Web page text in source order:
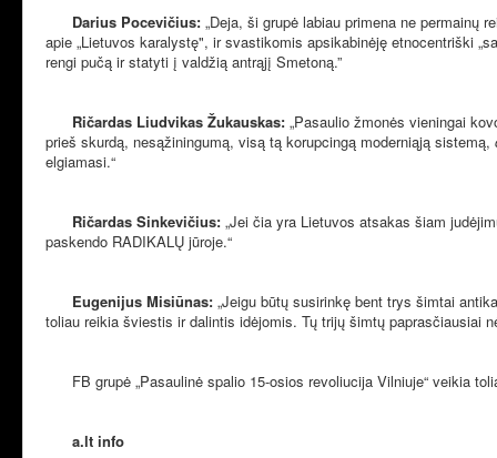
Darius Pocevičius: „Deja, ši grupė labiau primena ne permainų
apie „Lietuvos karalystę", ir svastikomis apsikabinėję etnocentriški
rengi pučą ir statyti į valdžią antrąjį Smetoną.”
Ričardas Liudvikas Žukauskas: „Pasaulio žmonės vieningai
prieš skurdą, nesąžiningumą, visą tą korupcingą moderniąją sistemą,
elgiamasi.“
Ričardas Sinkevičius: „Jei čia yra Lietuvos atsakas šiam
paskendo RADIKALŲ jūroje.“
Eugenijus Misiūnas: „Jeigu būtų susirinkę bent trys šimtai
toliau reikia šviestis ir dalintis idėjomis. Tų trijų šimtų paprasčiausiai
FB grupė „Pasaulinė spalio 15-osios revoliucija Vilniuje“ veikia
a.lt info